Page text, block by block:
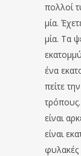
πολλοί
μία.
μία. Τα
ένα
πείτε
είναι
είναι
φυλακές